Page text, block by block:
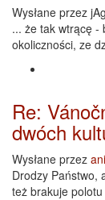
Wysłane przez
... że tak wtrącę -
okoliczności, ze
Re:
dwóch
Wysłane przez
Drodzy Państwo,
też brakuje